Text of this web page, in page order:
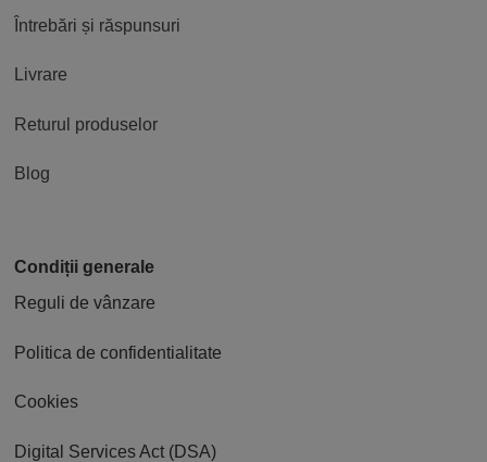
Întrebări și răspunsuri
Livrare
Returul produselor
Blog
Condiții generale
Reguli de vânzare
Politica de confidentialitate
Cookies
Digital Services Act (DSA)